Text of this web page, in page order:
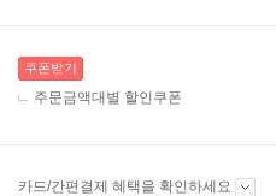
쿠폰받기
주문금액대별 할인쿠폰
카드/간편결제 혜택을 확인하세요